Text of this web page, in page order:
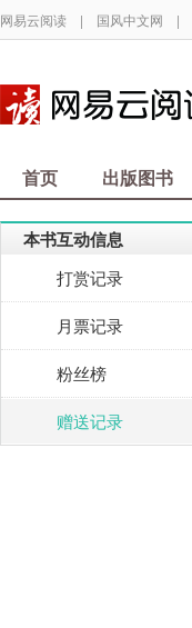
网易云阅读 | 国风中文网 |
首页 出版图书
本书互动信息
打赏记录
月票记录
粉丝榜
赠送记录